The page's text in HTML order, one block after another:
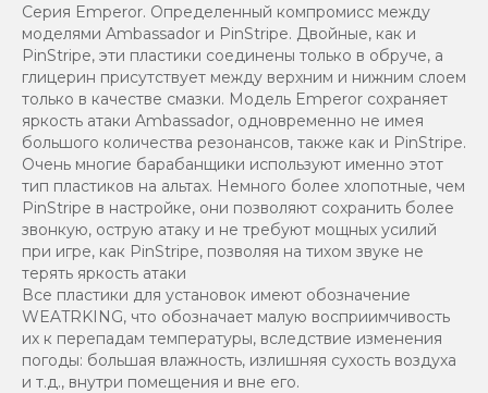
Серия Emperor. Определенный компромисс между
моделями Ambassador и PinStripe. Двойные, как и
PinStripe, эти пластики соединены только в обруче, а
глицерин присутствует между верхним и нижним слоем
только в качестве смазки. Модель Emperor сохраняет
яркость атаки Ambassador, одновременно не имея
большого количества резонансов, также как и PinStripe.
Очень многие барабанщики используют именно этот
тип пластиков на альтах. Немного более хлопотные, чем
PinStripe в настройке, они позволяют сохранить более
звонкую, острую атаку и не требуют мощных усилий
при игре, как PinStripe, позволяя на тихом звуке не
терять яркость атаки
Все пластики для установок имеют обозначение
WEATRKING, что обозначает малую восприимчивость
их к перепадам температуры, вследствие изменения
погоды: большая влажность, излишняя сухость воздуха
и т.д., внутри помещения и вне его.